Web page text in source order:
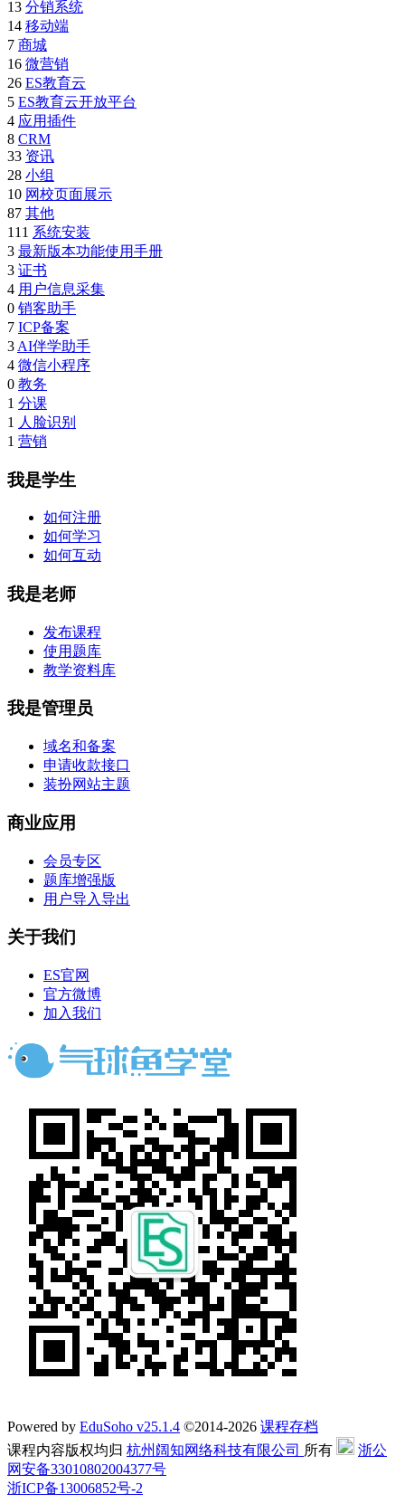
13 分销系统
14 移动端
7 商城
16 微营销
26 ES教育云
5 ES教育云开放平台
4 应用插件
8 CRM
33 资讯
28 小组
10 网校页面展示
87 其他
111 系统安装
3 最新版本功能使用手册
3 证书
4 用户信息采集
0 销客助手
7 ICP备案
3 AI伴学助手
4 微信小程序
0 教务
1 分课
1 人脸识别
1 营销
我是学生
如何注册
如何学习
如何互动
我是老师
发布课程
使用题库
教学资料库
我是管理员
域名和备案
申请收款接口
装扮网站主题
商业应用
会员专区
题库增强版
用户导入导出
关于我们
ES官网
官方微博
加入我们
Powered by EduSoho v25.1.4 ©2014-2026 课程存档
课程内容版权均归 杭州阔知网络科技有限公司 所有
浙公
网安备33010802004377号
浙ICP备13006852号-2